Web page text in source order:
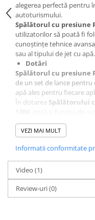
Slefuitoare electrice
Tehnica diamantata
Carote diamantate
Discuri diamantate
Masini de carotat
Ventilatoare industriale
alegerea perfectă pentru
autoturismului.
Spălătorul cu presiune
utilizatorilor să poată fi
cunoștințe tehnice
sau al tipului de jet cu apă.
Dotări
Spălătorul cu presiune
de un set de lance
apă ales pentru fiecare
În dotarea Spălătorului
ce trebuie curățate.
Ușor de manevrat și
1300se face cu ajutorul
ridicarea de la sol în
Funcția de filtrare a
Conectarea aparatului
ajutorul unui dispozitiv
furtunului la sursa de
VEZI MAI MULT
Informatii conformitate
Video (1)
Review-uri(0)